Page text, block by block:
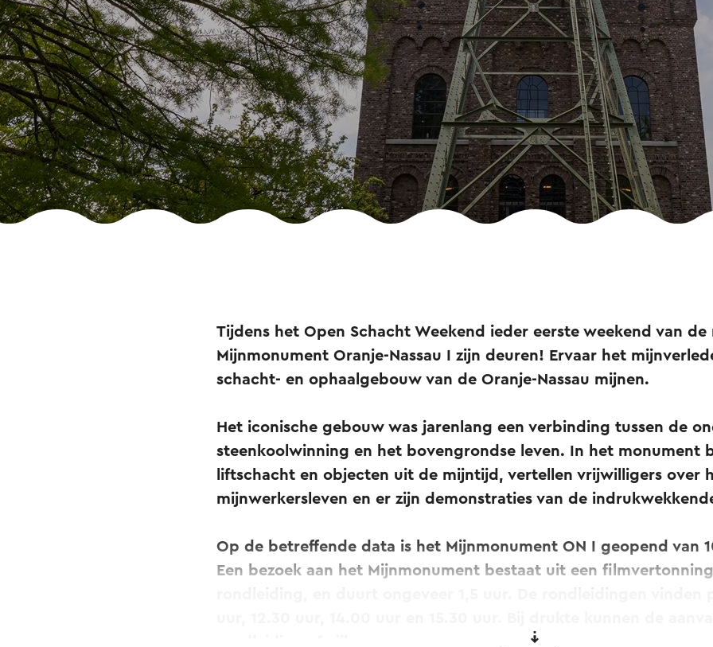
Tijdens het Open Schacht Weekend ieder eerste weekend van
Mijnmonument Oranje-Nassau I zijn deuren! Ervaar het
schacht- en ophaalgebouw van de Oranje-Nassau mijnen.
Het iconische gebouw was jarenlang een verbinding tussen de
steenkoolwinning en het bovengrondse leven. In het monument
liftschacht en objecten uit de mijntijd, vertellen vrijwilligers over
mijnwerkersleven en er zijn demonstraties van de
Op de betreffende data is het Mijnmonument ON I geopend van
Een bezoek aan het Mijnmonument bestaat uit een